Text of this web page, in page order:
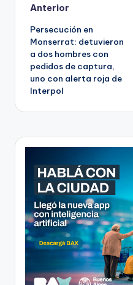
Post
navigation
Anterior
Persecución en
Monserrat: detuvieron
a dos hombres con
pedidos de captura,
uno con alerta roja de
Interpol